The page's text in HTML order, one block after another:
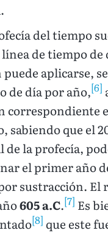
del tiempo
de tiempo de
aplicarse,
de día por año,[6]
correspondiente
sabiendo que el
la profecía,
el primer año
sustracción. El
605 a.C.[7] Es
[8] que este